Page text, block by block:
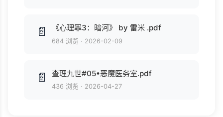
📄 《心理罪3：暗河》 by 雷米 .pdf
684 浏览 · 2026-02-09
📄 查理九世#05•恶魔医务室.pdf
436 浏览 · 2026-04-27